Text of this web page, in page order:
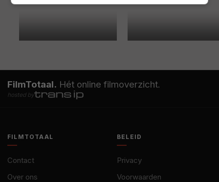
FilmTotaal. Hét online filmoverzicht.
hosted by
FILMTOTAAL
Contact
Over ons
BELEID
Privacy
Voorwaarden